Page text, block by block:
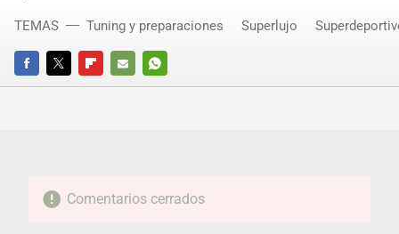
FACEBOOKTWITTERFLIPBOARD
E-
WHATSAPP
TEMAS Tuning y preparaciones Superlujo
Comentarios cerrados